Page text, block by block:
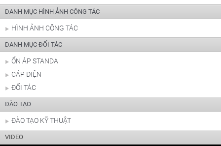
DANH MỤC HÌNH ẢNH CÔNG TÁC
HÌNH ẢNH CÔNG TÁC
DANH MỤC ĐỐI TÁC
ỔN ÁP STANDA
CÁP ĐIỆN
ĐỐI TÁC
ĐÀO TẠO
ĐÀO TẠO KỸ THUẬT
VIDEO